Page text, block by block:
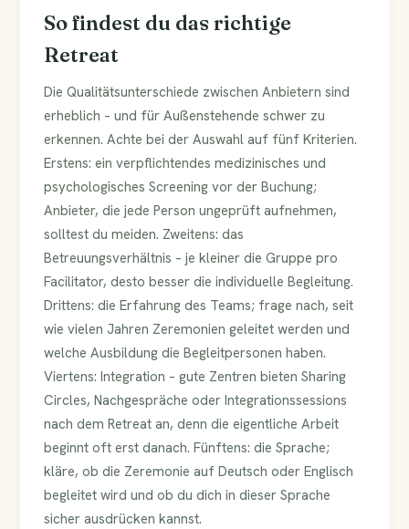
So findest du das richtige
Retreat
Die Qualitätsunterschiede zwischen Anbietern sind
erheblich – und für Außenstehende schwer zu
erkennen. Achte bei der Auswahl auf fünf Kriterien.
Erstens: ein verpflichtendes medizinisches und
psychologisches Screening vor der Buchung;
Anbieter, die jede Person ungeprüft aufnehmen,
solltest du meiden. Zweitens: das
Betreuungsverhältnis – je kleiner die Gruppe pro
Facilitator, desto besser die individuelle Begleitung.
Drittens: die Erfahrung des Teams; frage nach, seit
wie vielen Jahren Zeremonien geleitet werden und
welche Ausbildung die Begleitpersonen haben.
Viertens: Integration – gute Zentren bieten Sharing
Circles, Nachgespräche oder Integrationssessions
nach dem Retreat an, denn die eigentliche Arbeit
beginnt oft erst danach. Fünftens: die Sprache;
kläre, ob die Zeremonie auf Deutsch oder Englisch
begleitet wird und ob du dich in dieser Sprache
sicher ausdrücken kannst.